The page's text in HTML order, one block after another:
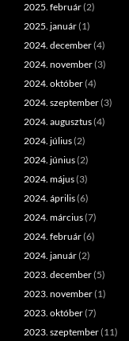
2025. február(2)
2025. január(1)
2024. december(4)
2024. november(3)
2024. október(4)
2024. szeptember(3)
2024. augusztus(4)
2024. július(2)
2024. június(2)
2024. május(3)
2024. április(6)
2024. március(7)
2024. február(6)
2024. január(2)
2023. december(5)
2023. november(1)
2023. október(7)
2023. szeptember(11)